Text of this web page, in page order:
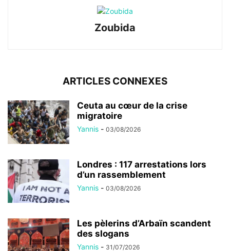
Zoubida
ARTICLES CONNEXES
Ceuta au cœur de la crise
migratoire
Yannis - 03/08/2026
Londres : 117 arrestations lors
d’un rassemblement
Yannis - 03/08/2026
Les pèlerins d’Arbaïn scandent
des slogans
Yannis - 31/07/2026